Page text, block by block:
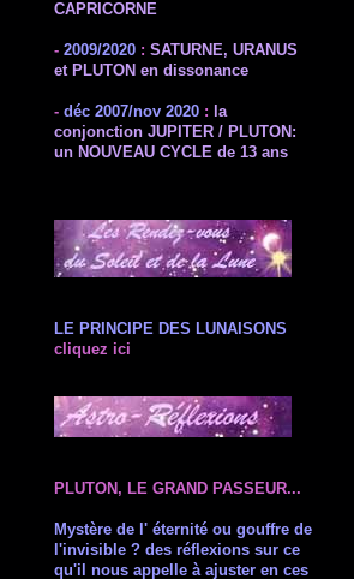
CAPRICORNE
- 2009/2020 : SATURNE, URANUS
et PLUTON en dissonance
- déc 2007/nov 2020 :
la
conjonction JUPITER / PLUTON:
un NOUVEAU CYCLE de 13 ans
LE PRINCIPE DES LUNAISONS
cliquez ici
PLUTON, LE GRAND PASSEUR...
Mystère de l' éternité ou gouffre de
l'invisible ? des réflexions sur ce
qu'il nous appelle à ajuster en ces